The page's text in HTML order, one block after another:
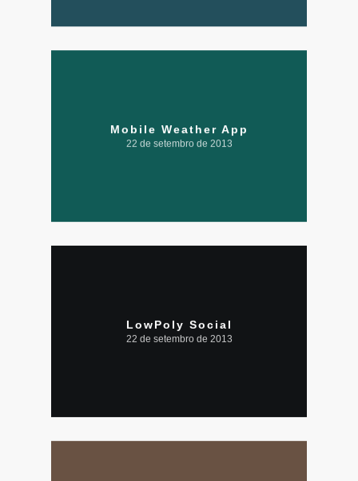
Mobile Weather App
22 de setembro de 2013
LowPoly Social
22 de setembro de 2013